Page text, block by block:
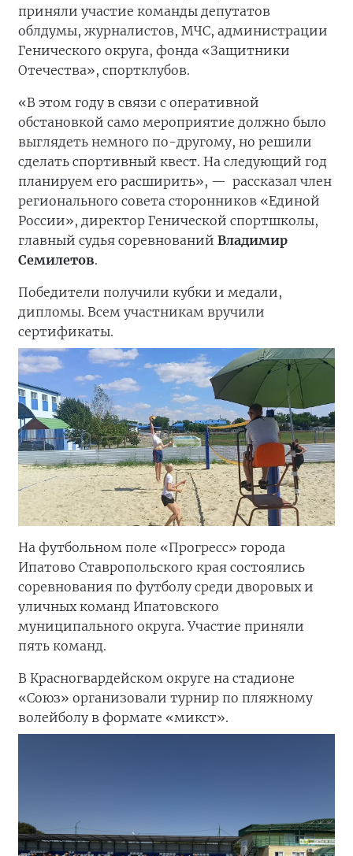
приняли участие команды депутатов
облдумы, журналистов, МЧС, администрации
Генического округа, фонда «Защитники
Отечества», спортклубов.
«В этом году в связи с оперативной
обстановкой само мероприятие должно было
выглядеть немного по-другому, но решили
сделать спортивный квест. На следующий год
планируем его расширить», — рассказал член
регионального совета сторонников «Единой
России», директор Генической спортшколы,
главный судья соревнований Владимир
Семилетов.
Победители получили кубки и медали,
дипломы. Всем участникам вручили
сертификаты.
На футбольном поле «Прогресс» города
Ипатово Ставропольского края состоялись
соревнования по футболу среди дворовых и
уличных команд Ипатовского
муниципального округа. Участие приняли
пять команд.
В Красногвардейском округе на стадионе
«Союз» организовали турнир по пляжному
волейболу в формате «микст».